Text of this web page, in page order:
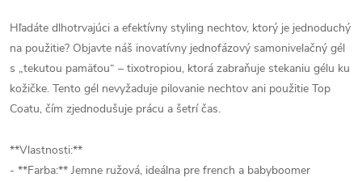
Hľadáte dlhotrvajúci a efektívny styling nechtov, ktorý je jednoduchý
na použitie? Objavte náš inovatívny jednofázový samonivelačný gél
s „tekutou pamäťou“ – tixotropiou, ktorá zabraňuje stekaniu gélu ku
kožičke. Tento gél nevyžaduje pilovanie nechtov ani použitie Top
Coatu, čím zjednodušuje prácu a šetrí čas.
**Vlastnosti:**
- **Farba:** Jemne ružová, ideálna pre french a babyboomer